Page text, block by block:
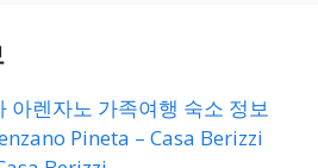
아렌자노 가족여행 숙소 정보
Pineta – Casa Berizzi